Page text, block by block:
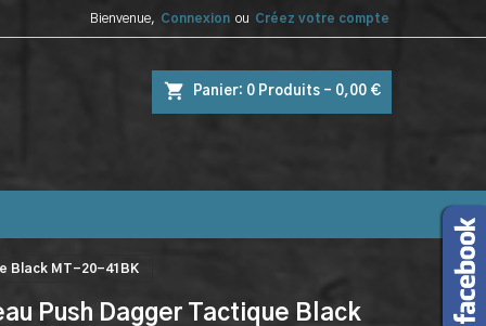
Bienvenue, Connexion ou Créez votre compte
shopping_cart Panier: 0 Produits - 0,00 €
Black MT-20-41BK
Push Dagger Tactique Black